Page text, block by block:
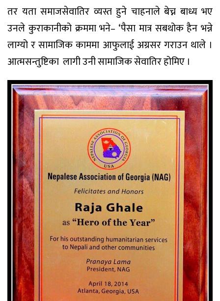
तर यता समाजसेवातिर व्यस्त हुने चाहनाले बेच्न बाध्य भए
उनले कुराकानीको क्रममा भने– ‘पैसा मात्र सबथोक हैन भन्ने
लाग्यो र सामाजिक काममा आफुलाई अग्रसर गराउन थाले ।
आत्मसन्तुष्टिका लागी उनी सामाजिक सेवातिर होमिए ।